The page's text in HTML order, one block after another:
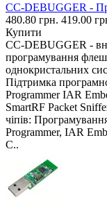
CC-DEBUGGER -
480.80 грн. 419.00
Купити
CC-DEBUGGER -
програмування
однокристальних
Підтримка
Programmer IAR
SmartRF Packet
чіпів:
Programmer, IAR
C..